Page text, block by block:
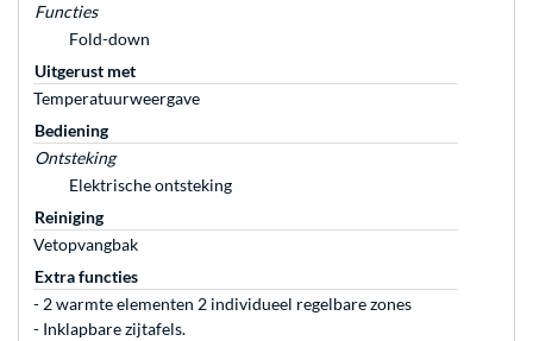
Functies
Fold-down
Uitgerust met
Temperatuurweergave
Bediening
Ontsteking
Elektrische ontsteking
Reiniging
Vetopvangbak
Extra functies
- 2 warmte elementen 2 individueel regelbare zones
- Inklapbare zijtafels.